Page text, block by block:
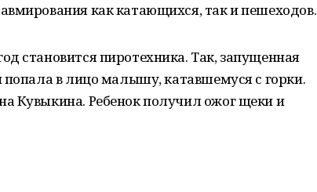
как катающихся, так и пешеходов.
становится пиротехника. Так, запущенная
попала в лицо малышу, катавшемуся с горки.
Кувыкина. Ребенок получил ожог щеки и